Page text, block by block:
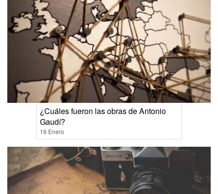
¿Cuáles fueron las obras de Antonio
Gaudí?
16 Enero